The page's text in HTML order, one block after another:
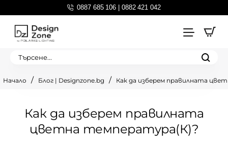
0887 685 106 | 0882 421 042
Търсене...
Как да изберем правилната
цветна температура(К)?
Блог | Designzone.bg Как да изберем правилната